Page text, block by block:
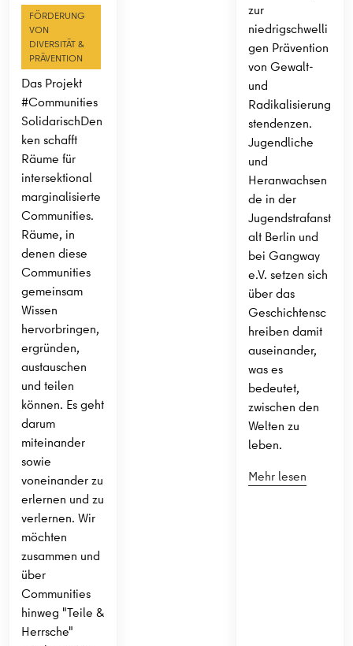
FÖRDERUNG
VON
DIVERSITÄT &
PRÄVENTION
Das Projekt
#Communities
SolidarischDen
ken schafft
Räume für
intersektional
marginalisierte
Communities.
Räume, in
denen diese
Communities
gemeinsam
Wissen
hervorbringen,
ergründen,
austauschen
und teilen
können. Es geht
darum
miteinander
sowie
voneinander zu
erlernen und zu
verlernen. Wir
möchten
zusammen und
über
Communities
hinweg "Teile &
Herrsche"
zur
niedrigschwelli
gen Prävention
von Gewalt-
und
Radikalisierung
stendenzen.
Jugendliche
und
Heranwachsen
de in der
Jugendstrafanst
alt Berlin und
bei Gangway
e.V. setzen sich
über das
Geschichtensc
hreiben damit
auseinander,
was es
bedeutet,
zwischen den
Welten zu
leben.
Mehr lesen